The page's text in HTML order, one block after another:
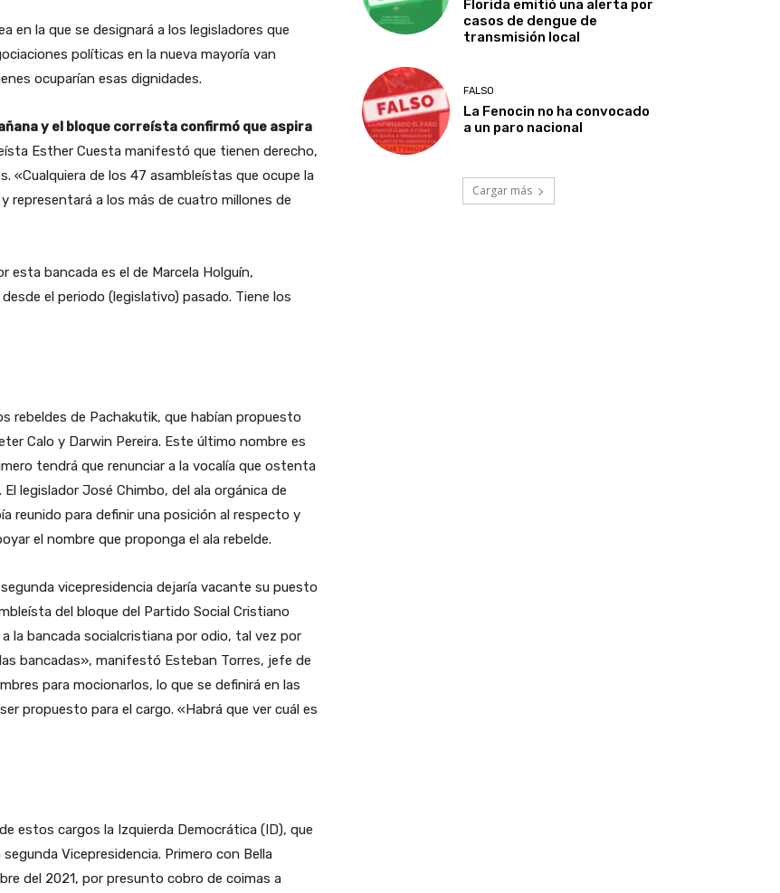
en la que se designará a los legisladores que
políticas en la nueva mayoría van
ocuparían esas dignidades.
y el bloque correísta confirmó que aspira
Esther Cuesta manifestó que tienen derecho,
«Cualquiera de los 47 asambleístas que ocupe la
representará a los más de cuatro millones de
esta bancada es el de Marcela Holguín,
el periodo (legislativo) pasado. Tiene los
rebeldes de Pachakutik, que habían propuesto
Calo y Darwin Pereira. Este último nombre es
tendrá que renunciar a la vocalía que ostenta
legislador José Chimbo, del ala orgánica de
reunido para definir una posición al respecto y
el nombre que proponga el ala rebelde.
vicepresidencia dejaría vacante su puesto
del bloque del Partido Social Cristiano
la bancada socialcristiana por odio, tal vez por
bancadas», manifestó Esteban Torres, jefe de
para mocionarlos, lo que se definirá en las
propuesto para el cargo. «Habrá que ver cuál es
estos cargos la Izquierda Democrática (ID), que
Vicepresidencia. Primero con Bella
del 2021, por presunto cobro de coimas a
Florida emitió una alerta por
casos de dengue de
transmisión local
FALSO
La Fenocin no ha convocado
a un paro nacional
Cargar más